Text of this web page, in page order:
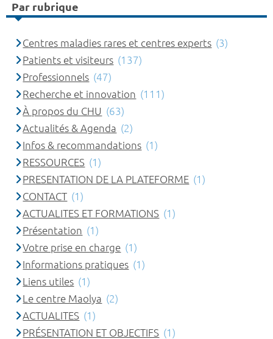
Par rubrique
Centres maladies rares et centres experts (3)
Patients et visiteurs (137)
Professionnels (47)
Recherche et innovation (111)
À propos du CHU (63)
Actualités & Agenda (2)
Infos & recommandations (1)
RESSOURCES (1)
PRESENTATION DE LA PLATEFORME (1)
CONTACT (1)
ACTUALITES ET FORMATIONS (1)
Présentation (1)
Votre prise en charge (1)
Informations pratiques (1)
Liens utiles (1)
Le centre Maolya (2)
ACTUALITES (1)
PRÉSENTATION ET OBJECTIFS (1)